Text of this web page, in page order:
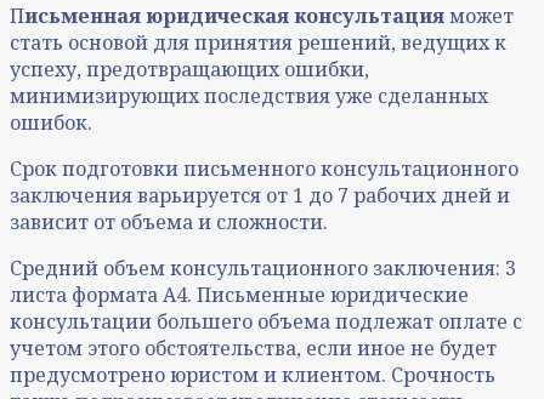
Письменная юридическая консультацияможет
стать основой для принятия решений, ведущих к
успеху, предотвращающих ошибки,
минимизирующих последствия уже сделанных
ошибок.
Срок подготовки письменного консультационного
заключения варьируется от 1 до 7 рабочих дней и
зависит от объема и сложности.
Средний объем консультационного заключения: 3
листа формата А4. Письменные юридические
консультации большего объема подлежат оплате с
учетом этого обстоятельства, если иное не будет
предусмотрено юристом и клиентом. Срочность